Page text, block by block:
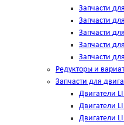
Запчасти
Запчасти
Запчасти
Запчасти
Запчасти
Редукторы и
Запчасти для
Двигатели
Двигатели
Двигатели